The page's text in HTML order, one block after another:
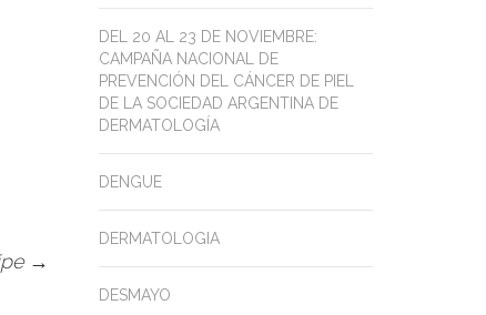
→
DEL 20 AL 23 DE NOVIEMBRE:
CAMPAÑA NACIONAL DE
PREVENCIÓN DEL CÁNCER DE PIEL
DE LA SOCIEDAD ARGENTINA DE
DERMATOLOGÍA
DENGUE
DERMATOLOGIA
DESMAYO